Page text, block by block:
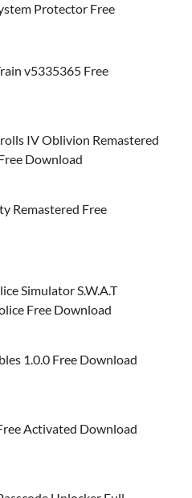
Protector Free
v5335365 Free
IV Oblivion Remastered
Download
Remastered Free
Simulator S.W.A.T
Free Download
1.0.0 Free Download
Activated Download